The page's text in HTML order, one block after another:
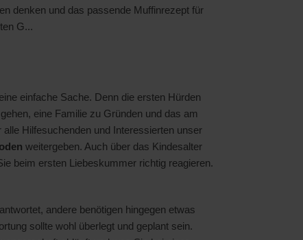
denken und das passende Muffinrezept für
G...
einfache Sache. Denn die ersten Hürden
eine Familie zu Gründen und das am
alle Hilfesuchenden und Interessierten unser
weitergeben. Auch über das Kindesalter
beim ersten Liebeskummer richtig reagieren.
andere benötigen hingegen etwas
sollte wohl überlegt und geplant sein.